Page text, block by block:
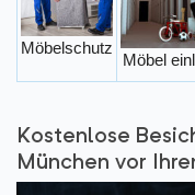
Möbelschutz
Möbel
Kostenlose
München vor